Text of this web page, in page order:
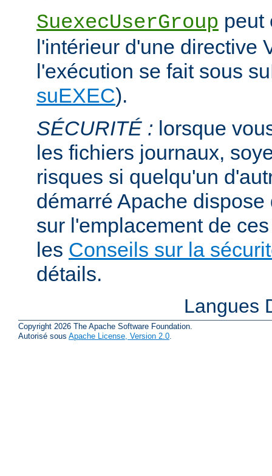
SuexecUserGroup peut
l'intérieur d'une directive
l'exécution se fait sous
suEXEC).
SÉCURITÉ : lorsque
les fichiers journaux,
risques si quelqu'un
démarré Apache
sur l'emplacement de
les Conseils sur la
détails.
Langues
Copyright 2026 The Apache Software Foundation.
Autorisé sous Apache License, Version 2.0.